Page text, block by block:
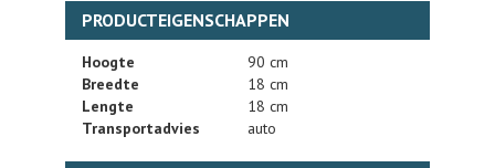
PRODUCTEIGENSCHAPPEN
Hoogte
90 cm
Breedte
18 cm
Lengte
18 cm
Transportadvies
auto